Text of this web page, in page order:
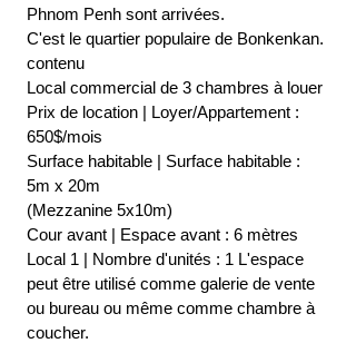
Phnom Penh sont arrivées.
C'est le quartier populaire de Bonkenkan.
contenu
Local commercial de 3 chambres à louer
Prix de location | Loyer/Appartement :
650$/mois
Surface habitable | Surface habitable :
5m x 20m
(Mezzanine 5x10m)
Cour avant | Espace avant : 6 mètres
Local 1 | Nombre d'unités : 1 L'espace
peut être utilisé comme galerie de vente
ou bureau ou même comme chambre à
coucher.